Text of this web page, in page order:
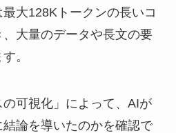
大128Kトークンの長いコ
大量のデータや長文の要
。
可視化」によって、AIが
論を導いたのかを確認で